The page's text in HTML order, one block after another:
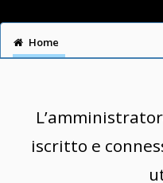
Home
iscritto e